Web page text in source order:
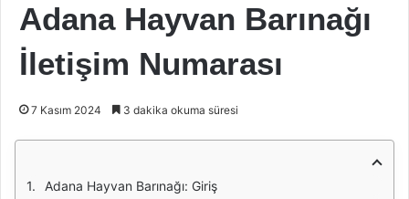
Adana Hayvan Barınağı
İletişim Numarası
7 Kasım 2024 3 dakika okuma süresi
Adana Hayvan Barınağı: Giriş